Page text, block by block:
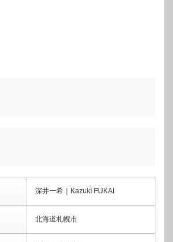
深井一希｜Kazuki FUKAI
北海道札幌市